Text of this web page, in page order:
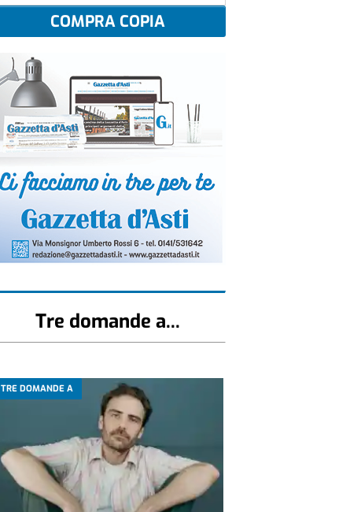
COMPRA COPIA
Tre domande a...
TRE DOMANDE A